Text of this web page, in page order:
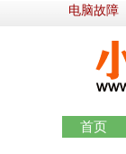
首页
电脑故障